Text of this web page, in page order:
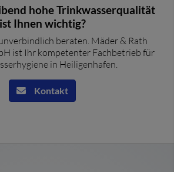
hohe Trinkwasserqualität
ist Ihnen wichtig?
beraten. Mäder & Rath
ist Ihr kompetenter Fachbetrieb für
in Heiligenhafen.
Kontakt